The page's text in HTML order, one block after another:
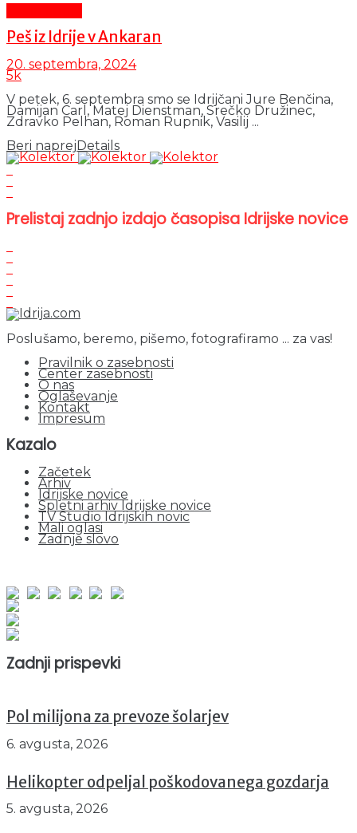
Peš iz Idrije v Ankaran
20. septembra, 2024
5k
V petek, 6. septembra smo se Idrijčani Jure Benčina,
Damijan Carl, Matej Dienstman, Srečko Družinec,
Zdravko Pelhan, Roman Rupnik, Vasilij ...
Beri naprej Details
Prelistaj zadnjo izdajo časopisa Idrijske novice
Poslušamo, beremo, pišemo, fotografiramo ... za vas!
Pravilnik o zasebnosti
Center zasebnosti
O nas
Oglaševanje
Kontakt
Impresum
Kazalo
Začetek
Arhiv
Idrijske novice
Spletni arhiv Idrijske novice
TV Studio Idrijskih novic
Mali oglasi
Zadnje slovo
Zadnji prispevki
Pol milijona za prevoze šolarjev
6. avgusta, 2026
Helikopter odpeljal poškodovanega gozdarja
5. avgusta, 2026